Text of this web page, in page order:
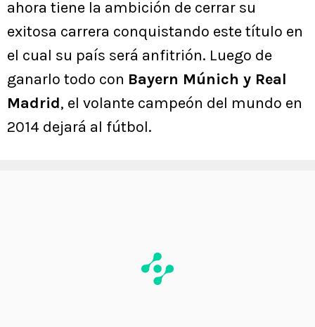
ahora tiene la ambición de cerrar su
exitosa carrera conquistando este título en
el cual su país será anfitrión. Luego de
ganarlo todo con Bayern Múnich y Real
Madrid, el volante campeón del mundo en
2014 dejará al fútbol.